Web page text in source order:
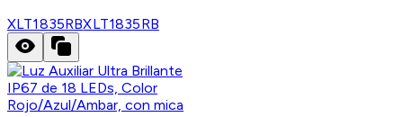
XLT1835RBXLT1835RB